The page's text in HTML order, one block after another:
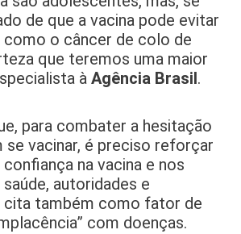
de que a vacina pode evitar
como o câncer de colo de
que teremos uma maior
à Agência Brasil.
para combater a hesitação
se vacinar, é preciso reforçar
na vacina e nos
autoridades e
cita também como fator de
com doenças.